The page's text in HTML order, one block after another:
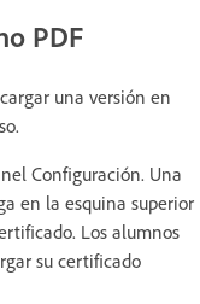
PDF
una versión en
Configuración. Una
en la esquina superior
Los alumnos
su certificado